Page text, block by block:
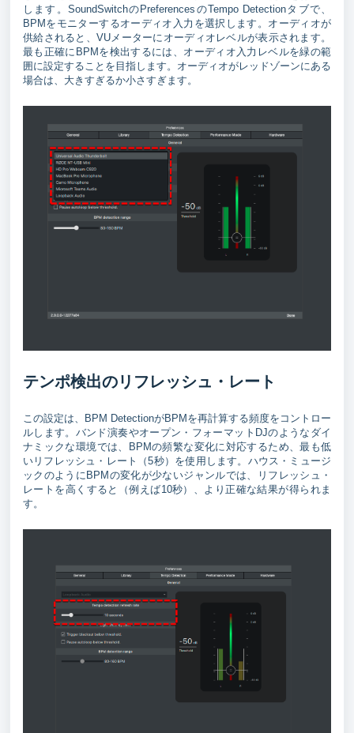
します。SoundSwitchのPreferencesのTempo Detectionタブで、
BPMをモニターするオーディオ入力を選択します。オーディオが
供給されると、VUメーターにオーディオレベルが表示されます。
最も正確にBPMを検出するには、オーディオ入力レベルを緑の範
囲に設定することを目指します。オーディオがレッドゾーンにある
場合は、大きすぎるか小さすぎます。
テンポ検出のリフレッシュ・レート
この設定は、BPM DetectionがBPMを再計算する頻度をコントロー
ルします。バンド演奏やオープン・フォーマットDJのようなダイ
ナミックな環境では、BPMの頻繁な変化に対応するため、最も低
いリフレッシュ・レート（5秒）を使用します。ハウス・ミュージ
ックのようにBPMの変化が少ないジャンルでは、リフレッシュ・
レートを高くすると（例えば10秒）、より正確な結果が得られま
す。